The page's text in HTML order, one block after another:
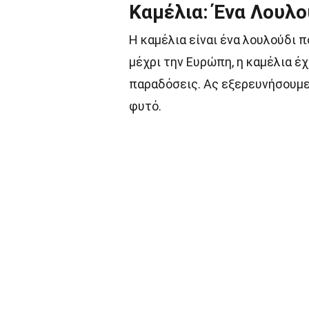
Καμέλια: Ένα
Η καμέλια είναι ένα λουλούδι
μέχρι την Ευρώπη, η καμέλια
παραδόσεις. Ας
φυτό.